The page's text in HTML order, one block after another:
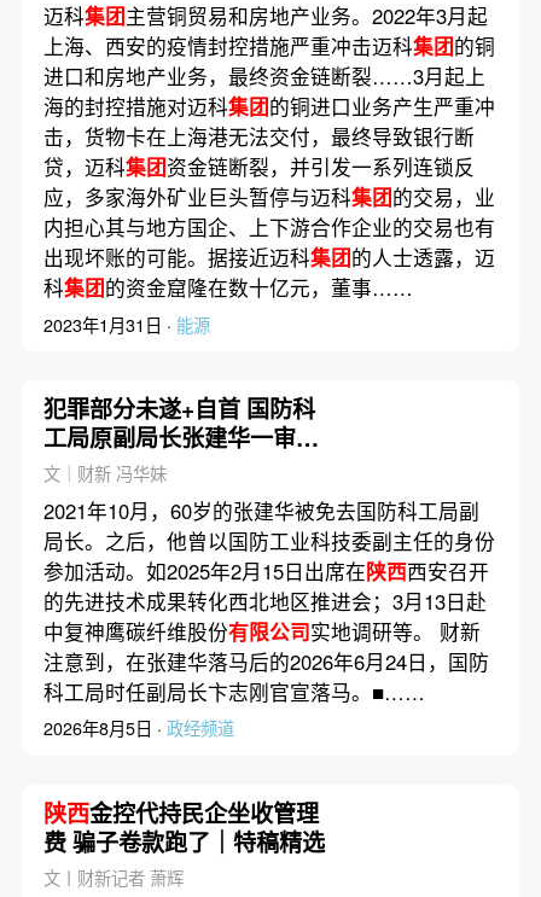
迈科集团主营铜贸易和房地产业务。2022年3月起
上海、西安的疫情封控措施严重冲击迈科集团的铜
进口和房地产业务，最终资金链断裂……3月起上
海的封控措施对迈科集团的铜进口业务产生严重冲
击，货物卡在上海港无法交付，最终导致银行断
贷，迈科集团资金链断裂，并引发一系列连锁反
应，多家海外矿业巨头暂停与迈科集团的交易，业
内担心其与地方国企、上下游合作企业的交易也有
出现坏账的可能。据接近迈科集团的人士透露，迈
科集团的资金窟隆在数十亿元，董事……
2023年1月31日 · 能源
犯罪部分未遂+自首 国防科
工局原副局长张建华一审获
刑10年
文｜财新 冯华妹
2021年10月，60岁的张建华被免去国防科工局副
局长。之后，他曾以国防工业科技委副主任的身份
参加活动。如2025年2月15日出席在陕西西安召开
的先进技术成果转化西北地区推进会；3月13日赴
中复神鹰碳纤维股份有限公司实地调研等。 财新
注意到，在张建华落马后的2026年6月24日，国防
科工局时任副局长卞志刚官宣落马。■……
2026年8月5日 · 政经频道
陕西金控代持民企坐收管理
费 骗子卷款跑了｜特稿精选
文丨财新记者 萧辉